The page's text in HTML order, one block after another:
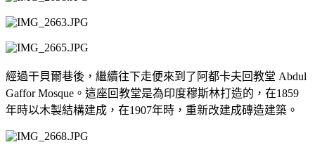
經過干貝爾巷後，繼續往下走便來到了阿都卡夫回教堂 Abdul
Gaffor Mosque。這座回教堂是為印度穆斯林打造的，在1859
年時以木製結構建成，在1907年時，重新改建成磚造建築。